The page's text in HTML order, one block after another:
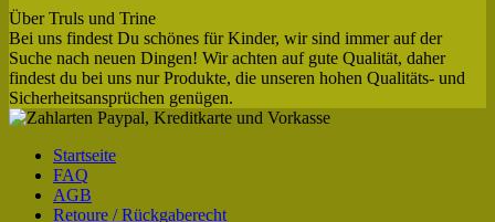
Über Truls und Trine
Bei uns findest Du schönes für Kinder, wir sind immer auf der
Suche nach neuen Dingen! Wir achten auf gute Qualität, daher
findest du bei uns nur Produkte, die unseren hohen Qualitäts- und
Sicherheitsansprüchen genügen.
Startseite
FAQ
AGB
Retoure / Rückgaberecht